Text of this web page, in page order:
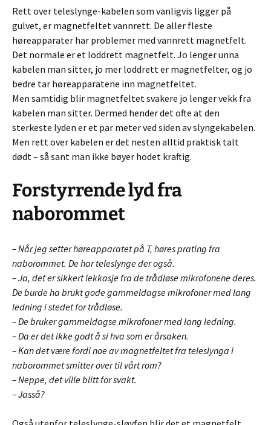
Rett over teleslynge-kabelen som vanligvis ligger på
gulvet, er magnetfeltet vannrett. De aller fleste
høreapparater har problemer med vannrett magnetfelt.
Det normale er et loddrett magnetfelt. Jo lenger unna
kabelen man sitter, jo mer loddrett er magnetfelter, og jo
bedre tar høreapparatene inn magnetfeltet.
Men samtidig blir magnetfeltet svakere jo lenger vekk fra
kabelen man sitter. Dermed hender det ofte at den
sterkeste lyden er et par meter ved siden av slyngekabelen.
Men rett over kabelen er det nesten alltid praktisk talt
dødt – så sant man ikke bøyer hodet kraftig.
Forstyrrende lyd fra
naborommet
– Når jeg setter høreapparatet på T, høres prating fra
naborommet. De har teleslynge der også.
– Ja, det er sikkert lekkasje fra de trådløse mikrofonene deres.
De burde ha brukt gode gammeldagse mikrofoner med lang
ledning i stedet for trådløse.
– De bruker gammeldagse mikrofoner med lang ledning.
– Da er det ikke godt å si hva som er årsaken.
– Kan det være fordi noe av magnetfeltet fra teleslynga i
naborommet smitter over til vårt rom?
– Neppe, det ville blitt for svakt.
– Jasså?